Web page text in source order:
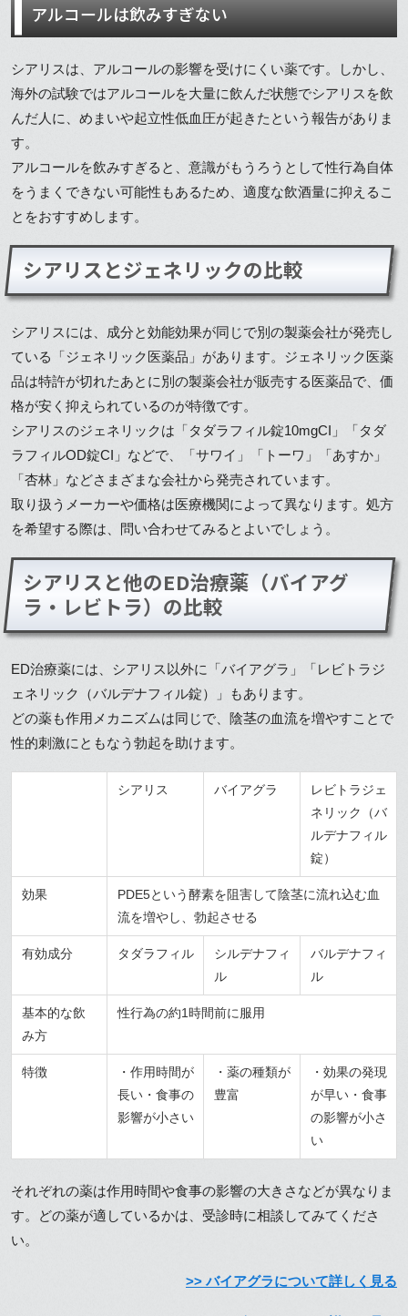
アルコールは飲みすぎない
シアリスは、アルコールの影響を受けにくい薬です。しかし、
海外の試験ではアルコールを大量に飲んだ状態でシアリスを飲
んだ人に、めまいや起立性低血圧が起きたという報告がありま
す。
アルコールを飲みすぎると、意識がもうろうとして性行為自体
をうまくできない可能性もあるため、適度な飲酒量に抑えるこ
とをおすすめします。
シアリスとジェネリックの比較
シアリスには、成分と効能効果が同じで別の製薬会社が発売し
ている「ジェネリック医薬品」があります。ジェネリック医薬
品は特許が切れたあとに別の製薬会社が販売する医薬品で、価
格が安く抑えられているのが特徴です。
シアリスのジェネリックは「タダラフィル錠10mgCI」「タダ
ラフィルOD錠CI」などで、「サワイ」「トーワ」「あすか」
「杏林」などさまざまな会社から発売されています。
取り扱うメーカーや価格は医療機関によって異なります。処方
を希望する際は、問い合わせてみるとよいでしょう。
シアリスと他のED治療薬（バイアグ
ラ・レビトラ）の比較
ED治療薬には、シアリス以外に「バイアグラ」「レビトラジ
ェネリック（バルデナフィル錠）」もあります。
どの薬も作用メカニズムは同じで、陰茎の血流を増やすことで
性的刺激にともなう勃起を助けます。
シアリス バイアグラ
レビトラジェ
ネリック（バ
ルデナフィル
錠）
効果
PDE5という酵素を阻害して陰茎に流れ込む血
流を増やし、勃起させる
有効成分 タダラフィル
シルデナフィ
ル
バルデナフィ
ル
基本的な飲
み方
性行為の約1時間前に服用
特徴
・作用時間が
長い・食事の
影響が小さい
・薬の種類が
豊富
・効果の発現
が早い・食事
の影響が小さ
い
それぞれの薬は作用時間や食事の影響の大きさなどが異なりま
す。どの薬が適しているかは、受診時に相談してみてくださ
い。
>> バイアグラについて詳しく見る